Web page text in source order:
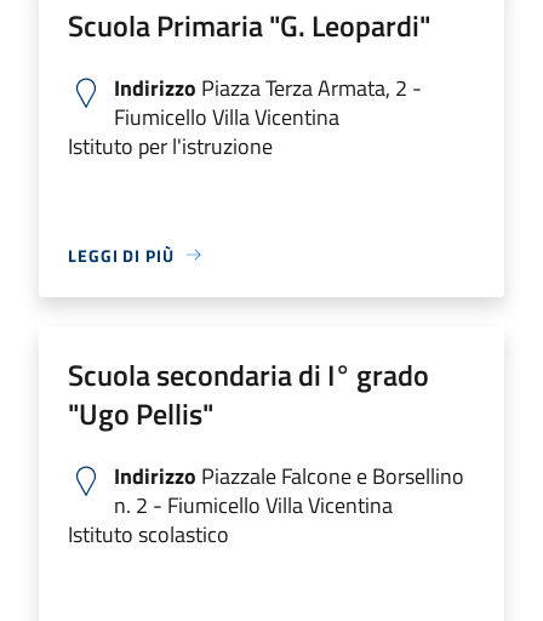
Scuola Primaria "G. Leopardi"
Indirizzo Piazza Terza Armata, 2 -
Fiumicello Villa Vicentina
Istituto per l'istruzione
LEGGI DI PIÙ
Scuola secondaria di I° grado
"Ugo Pellis"
Indirizzo Piazzale Falcone e Borsellino
n. 2 - Fiumicello Villa Vicentina
Istituto scolastico